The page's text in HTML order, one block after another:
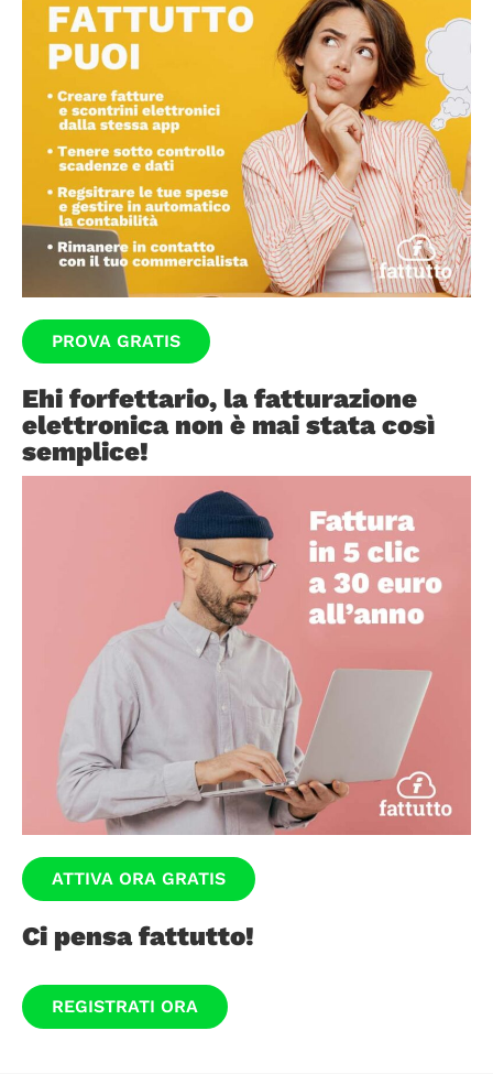
PROVA GRATIS
Ehi forfettario, la fatturazione
elettronica non è mai stata così
semplice!
ATTIVA ORA GRATIS
Ci pensa fattutto!
REGISTRATI ORA